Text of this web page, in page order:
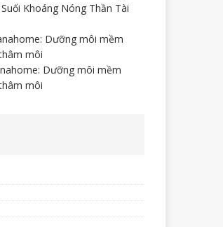
Suối Khoáng Nóng Thần Tài
Dưỡng môi mềm
môi
Dưỡng môi mềm
môi